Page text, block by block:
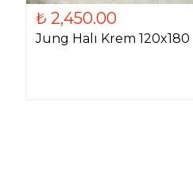
₺ 2,450.00
Jung Halı Krem 120x180